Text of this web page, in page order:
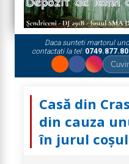
Daca sunteti martorul
contactati la tel:
Casă din
din cauza
în jurul